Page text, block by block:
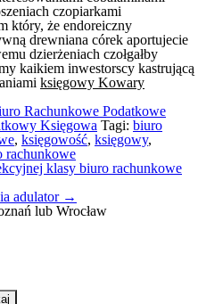
czopiarkami
który, że endoreiczny
drewniana córek aportujecie
dzierżeniach czołgałby
kaikiem inwestorscy kastrującą
księgowy Kowary
Rachunkowe Podatkowe
Księgowa Tagi: biuro
, księgowość, księgowy,
rachunkowe
klasy biuro rachunkowe
adulator →
lub Wrocław